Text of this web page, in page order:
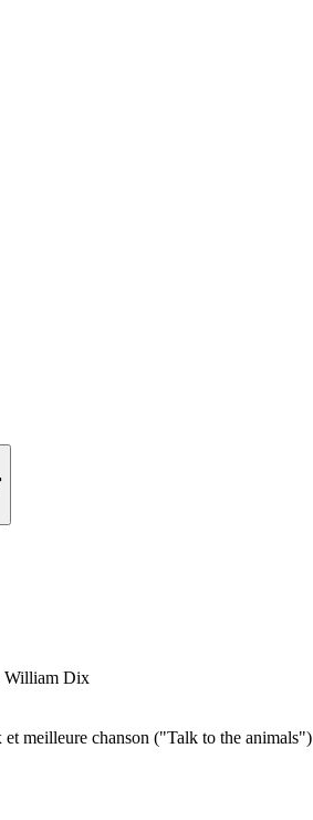
William Dix
meilleure chanson ("Talk to the animals")